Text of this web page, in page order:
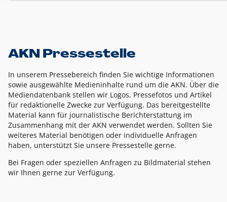
AKN Pressestelle
In unserem Pressebereich finden Sie wichtige Informationen
sowie ausgewählte Medieninhalte rund um die AKN. Über die
Mediendatenbank stellen wir Logos, Pressefotos und Artikel
für redaktionelle Zwecke zur Verfügung. Das bereitgestellte
Material kann für journalistische Berichterstattung im
Zusammenhang mit der AKN verwendet werden. Sollten Sie
weiteres Material benötigen oder individuelle Anfragen
haben, unterstützt Sie unsere Pressestelle gerne.
Bei Fragen oder speziellen Anfragen zu Bildmaterial stehen
wir Ihnen gerne zur Verfügung.